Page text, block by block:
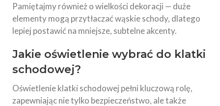
Pamiętajmy również o wielkości dekoracji — duże
elementy mogą przytłaczać wąskie schody, dlatego
lepiej postawić na mniejsze, subtelne akcenty.
Jakie oświetlenie wybrać do klatki
schodowej?
Oświetlenie klatki schodowej pełni kluczową rolę,
zapewniając nie tylko bezpieczeństwo, ale także